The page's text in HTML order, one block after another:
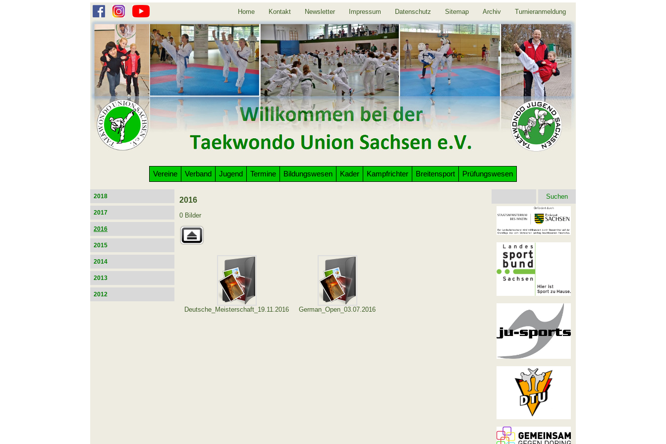
Home Kontakt Newsletter Impressum Datenschutz Sitemap Archiv Turnieranmeldung
Vereine Verband Jugend Termine Bildungswesen Kader Kampfrichter Breitensport Prüfungswesen
2018
2017
2016
2015
2014
2013
2012
2016
0 Bilder
Deutsche_Meisterschaft_19.11.2016 German_Open_03.07.2016